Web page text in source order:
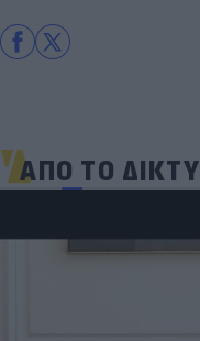
ΑΠΟ ΤΟ